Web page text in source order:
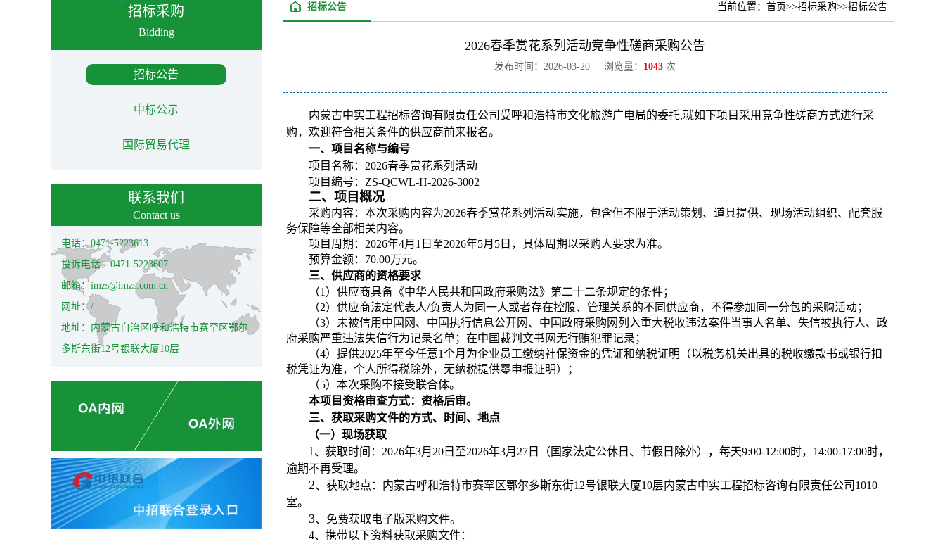
招标采购
Bidding
招标公告
中标公示
国际贸易代理
联系我们
Contact us
电话：0471-5223613
投诉电话：0471-5223607
邮箱：imzs@imzs.com.cn
网址：/
地址：内蒙古自治区呼和浩特市赛罕区鄂尔
多斯东街12号银联大厦10层
当前位置： 首页>>招标采购>>招标公告
招标公告
2026春季赏花系列活动竞争性磋商采购公告
发布时间：2026-03-20 浏览量： 1043 次
内蒙古中实工程招标咨询有限责任公司受呼和浩特市文化旅游广电局的委托,就如下项目采用竞争性磋商方式进行采
购，欢迎符合相关条件的供应商前来报名。
一、项目名称与编号
项目名称：2026春季赏花系列活动
项目编号：ZS-QCWL-H-2026-3002
二、项目概况
采购内容：本次采购内容为2026春季赏花系列活动实施，包含但不限于活动策划、道具提供、现场活动组织、配套服
务保障等全部相关内容。
项目周期：2026年4月1日至2026年5月5日，具体周期以采购人要求为准。
预算金额：70.00万元。
三、 供应商的资格要求
（1）供应商具备《中华人民共和国政府采购法》第二十二条规定的条件；
（2）供应商法定代表人/负责人为同一人或者存在控股、管理关系的不同供应商，不得参加同一分包的采购活动；
（3）未被信用中国网、中国执行信息公开网、中国政府采购网列入重大税收违法案件当事人名单、失信被执行人、政
府采购严重违法失信行为记录名单；在中国裁判文书网无行贿犯罪记录；
（4）提供2025年至今任意1个月为企业员工缴纳社保资金的凭证和纳税证明（以税务机关出具的税收缴款书或银行扣
税凭证为准，个人所得税除外，无纳税提供零申报证明）；
（5）本次采购不接受联合体。
本项目资格审查方式：资格后审。
三、获取采购文件的方式、时间、地点
（一）现场获取
1、获取时间：2026年3月20日至2026年3月27日（国家法定公休日、节假日除外），每天9:00-12:00时，14:00-17:00时，
逾期不再受理。
2、获取地点： 内蒙古呼和浩特市赛罕区鄂尔多斯东街12号银联大厦10层内蒙古中实工程招标咨询有限责任公司1010
室。
3、免费获取电子版采购文件。
4、携带以下资料获取采购文件：